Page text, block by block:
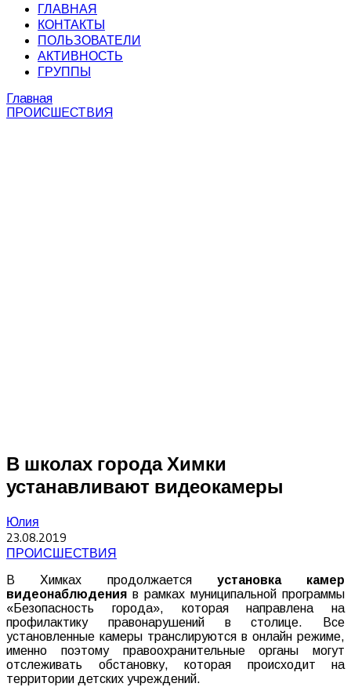
ГЛАВНАЯ
КОНТАКТЫ
ПОЛЬЗОВАТЕЛИ
АКТИВНОСТЬ
ГРУППЫ
Главная
ПРОИСШЕСТВИЯ
В школах города Химки
устанавливают видеокамеры
Юлия
23.08.2019
ПРОИСШЕСТВИЯ
В Химках продолжается установка
камер
видеонаблюдения в рамках муниципальной программы
«Безопасность города», которая направлена
на
профилактику
правонарушений в столице.
Все
установленные камеры транслируются в онлайн режиме,
именно
поэтому правоохранительные органы
могут
отслеживать
обстановку, которая происходит
на
территории детских учреждений.